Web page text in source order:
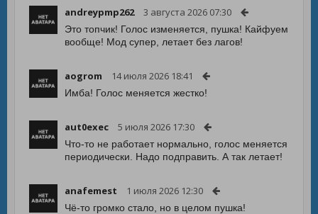
andreypmp262 3 августа 2026 07:30
Это топчик! Голос изменяется, пушка! Кайфуем
вообще! Мод супер, летает без лагов!
aogrom 14 июля 2026 18:41
Имба! Голос меняется жестко!
aut0exec 5 июля 2026 17:30
Что-то не работает нормально, голос меняется
периодически. Надо подправить. А так летает!
anafemest 1 июля 2026 12:30
Чё-то громко стало, но в целом пушка!